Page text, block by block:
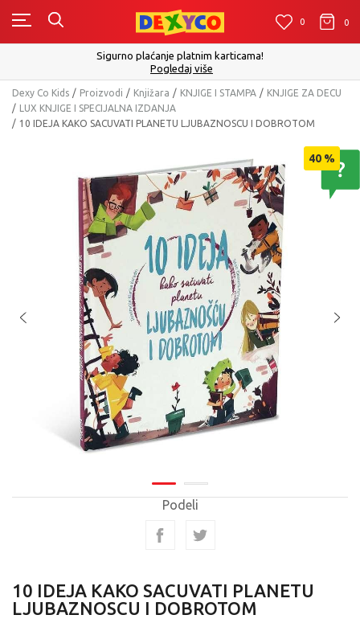
0 0
Sigurno plaćanje platnim karticama!
Pogledaj više
Dexy Co Kids Proizvodi Knjižara KNJIGE I STAMPA
KNJIGE ZA DECU
LUX KNJIGE I SPECIJALNA IZDANJA
10 IDEJA KAKO SACUVATI PLANETU LJUBAZNOSCU I DOBROTOM
40 %
Podeli
10 IDEJA KAKO SACUVATI PLANETU
LJUBAZNOSCU I DOBROTOM